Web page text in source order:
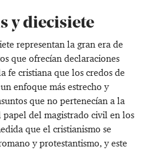
y diecisiete
representan la gran era de
que ofrecían declaraciones
fe cristiana que los credos de
enfoque más estrecho y
que no pertenecían a la
papel del magistrado civil en los
que el cristianismo se
y protestantismo, y este